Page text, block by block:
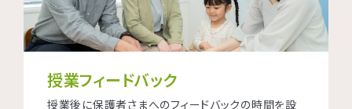
授業フィードバック
授業後に保護者さまへのフィードバックの時間を設